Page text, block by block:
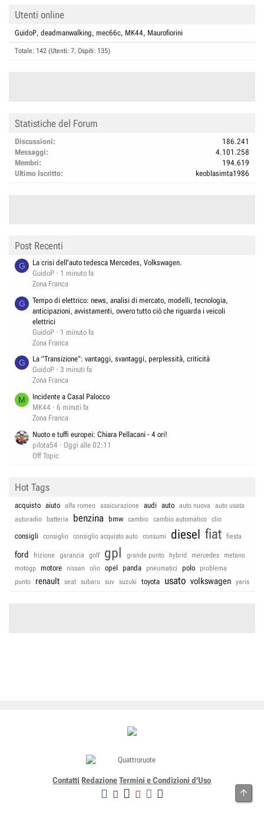
Utenti online
GuidoP deadmanwalking mec66c MK44 Maurofiorini
Totale: 142 (Utenti: 7, Ospiti: 135)
Statistiche del Forum
Discussioni
186.241
Messaggi
4.101.258
Membri
194.619
Ultimo Iscritto
keoblasimta1986
Post Recenti
G
La crisi dell'auto tedesca Mercedes, Volkswagen.
GuidoP
1 minuto fa
Zona Franca
G
Tempo di elettrico: news, analisi di mercato, modelli, tecnologia,
anticipazioni, avvistamenti, ovvero tutto ciò che riguarda i veicoli
elettrici
GuidoP
1 minuto fa
Zona Franca
G
La "Transizione": vantaggi, svantaggi, perplessità, criticità
GuidoP
3 minuti fa
Zona Franca
M
Incidente a Casal Palocco
MK44
6 minuti fa
Zona Franca
Nuoto e tuffi europei: Chiara Pellacani - 4 ori!
pilota54
Oggi alle 02:11
Off Topic
Hot Tags
acquisto aiuto alfa romeo assicurazione audi auto auto nuova
auto usata
autoradio
batteria benzina bmw cambio cambio automatico clio
consigli consiglio consiglio acquisto auto consumi diesel fiat fiesta
ford frizione garanzia golf gpl grande punto hybrid mercedes
metano
motogp
motore nissan olio opel panda pneumatici polo
problema
punto
renault seat subaru suv suzuki toyota usato volkswagen yaris
Contatti Redazione Termini e Condizioni d'Uso
Alto